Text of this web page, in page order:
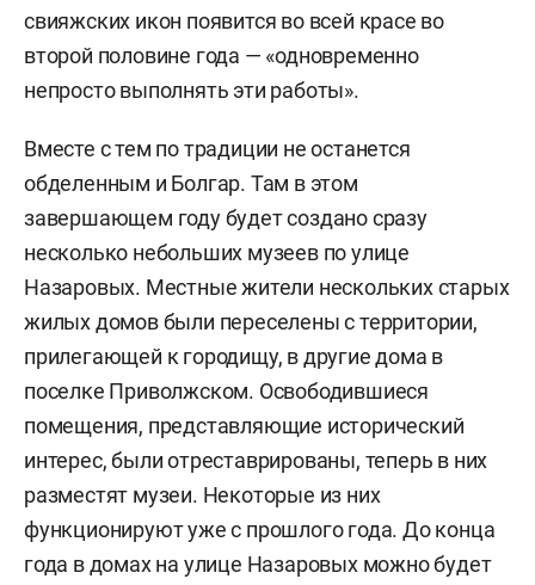
свияжских икон появится во всей красе во
второй половине года — «одновременно
непросто выполнять эти работы».
Вместе с тем по традиции не останется
обделенным и Болгар. Там в этом
завершающем году будет создано сразу
несколько небольших музеев по улице
Назаровых. Местные жители нескольких старых
жилых домов были переселены с территории,
прилегающей к городищу, в другие дома в
поселке Приволжском. Освободившиеся
помещения, представляющие исторический
интерес, были отреставрированы, теперь в них
разместят музеи. Некоторые из них
функционируют уже с прошлого года. До конца
года в домах на улице Назаровых можно будет